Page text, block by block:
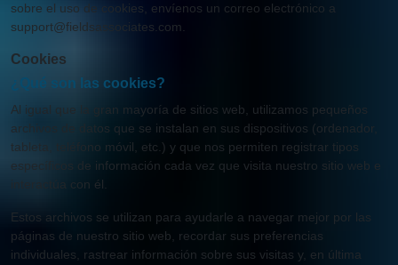
sobre el uso de cookies, envíenos un correo electrónico a
support@fieldsassociates.com.
Cookies
¿Qué son las cookies?
Al igual que la gran mayoría de sitios web, utilizamos pequeños
archivos de datos que se instalan en sus dispositivos (ordenador,
tableta, teléfono móvil, etc.) y que nos permiten registrar tipos
específicos de información cada vez que visita nuestro sitio web e
interactúa con él.
Estos archivos se utilizan para ayudarle a navegar mejor por las
páginas de nuestro sitio web, recordar sus preferencias
individuales, rastrear información sobre sus visitas y, en última